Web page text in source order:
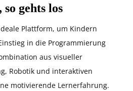
gehts los
Plattform, um Kindern
in die Programmierung
aus visueller
Robotik und interaktiven
motivierende Lernerfahrung.